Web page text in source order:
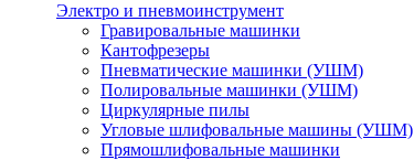
Электро и пневмоинструмент
Гравировальные машинки
Кантофрезеры
Пневматические машинки (УШМ)
Полировальные машинки (УШМ)
Циркулярные пилы
Угловые шлифовальные машины (УШМ)
Прямошлифовальные машинки